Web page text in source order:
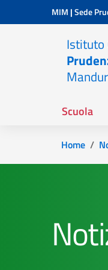
Vai ai contenuti
Vai al menu di navigazione
MIM |Sede
Istituto
Scuola
Home